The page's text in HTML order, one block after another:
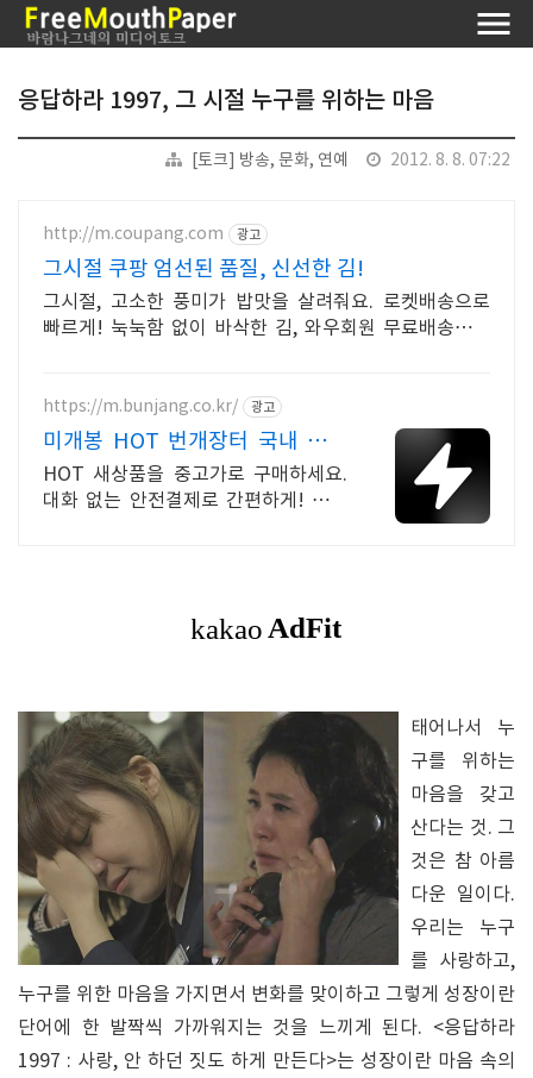
응답하라 1997, 그 시절 누구를 위하는 마음
[토크] 방송, 문화, 연예 2012. 8. 8. 07:22
http://m.coupang.com 광고
그시절 쿠팡 엄선된 품질, 신선한 김!
그시절, 고소한 풍미가 밥맛을 살려줘요. 로켓배송으로
빠르게! 눅눅함 없이 바삭한 김, 와우회원 무료배송으로
https://m.bunjang.co.kr/ 광고
미개봉 HOT 번개장터 국내 최대
브랜드 중고거래
HOT 새상품을 중고가로 구매하세요.
대화 없는 안전결제로 간편하게! 전국
태어나서 누
구를 위하는
마음을 갖고
산다는 것. 그
것은 참 아름
다운 일이다.
우리는 누구
를 사랑하고,
누구를 위한 마음을 가지면서 변화를 맞이하고 그렇게 성장이란
단어에 한 발짝씩 가까워지는 것을 느끼게 된다. <응답하라
1997 : 사랑, 안 하던 짓도 하게 만든다>는 성장이란 마음 속의